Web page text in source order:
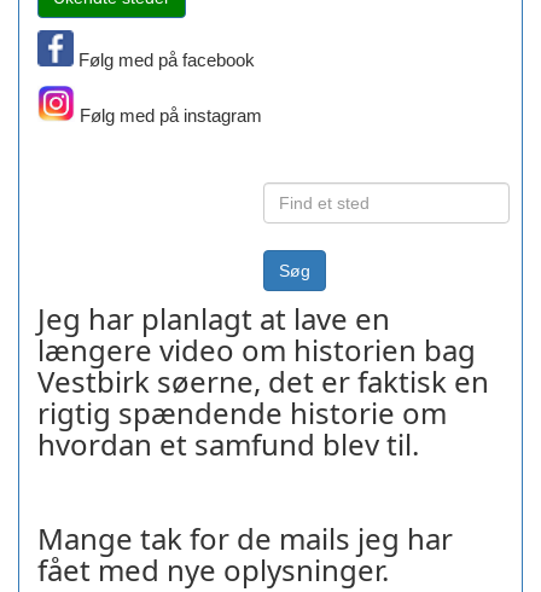
Følg med på facebook
Følg med på instagram
Jeg har planlagt at lave en
længere video om historien bag
Vestbirk søerne, det er faktisk en
rigtig spændende historie om
hvordan et samfund blev til.
Mange tak for de mails jeg har
fået med nye oplysninger.